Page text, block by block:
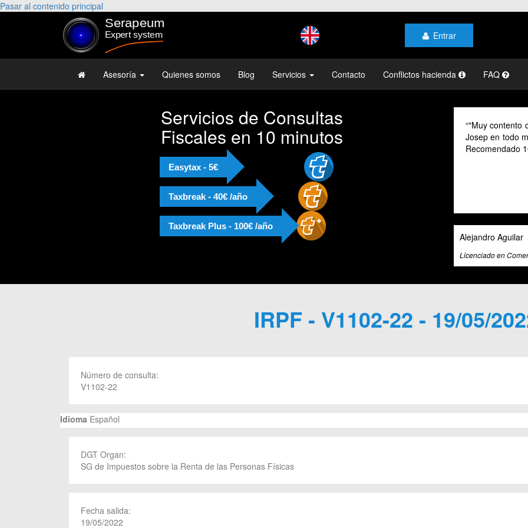
Pasar al contenido principal
Entrar
Asesoría Quienes somos Blog Servicios Contacto Conflictos hacienda FAQ
Servicios de Consultas
Fiscales en 10 minutos
Easytax - 5€
Taxbreak - 40€ /año
Taxbreak Plus - 100€ /año
"Muy contento con el
Josep en todo
Recomendado 100% "
Alejandro Aguilar
Licenciado en Comercio
IRPF - V1102-22 - 19/05/
Número de consulta:
V1102-22
Idioma Español
DGT Organ:
SG de Impuestos sobre la Renta de las Personas Físicas
Fecha salida:
19/05/2022